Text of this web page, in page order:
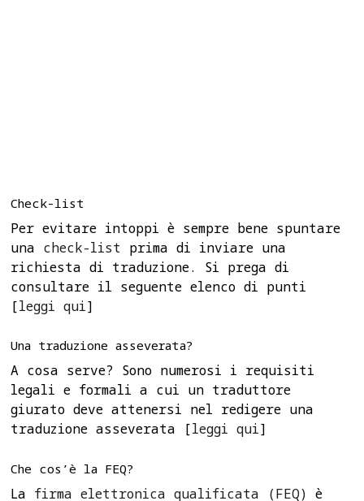
Check-list
Per evitare intoppi è sempre bene spuntare
una check-list prima di inviare una
richiesta di traduzione. Si prega di
consultare il seguente elenco di punti
[leggi qui]
Una traduzione asseverata?
A cosa serve? Sono numerosi i requisiti
legali e formali a cui un traduttore
giurato deve attenersi nel redigere una
traduzione asseverata [leggi qui]
Che cos’è la FEQ?
La firma elettronica qualificata (FEQ) è